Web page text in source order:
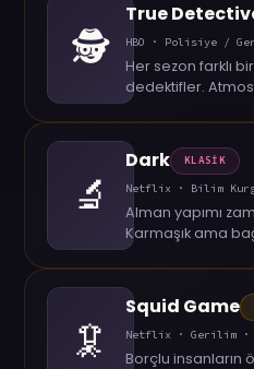
🕵️
True
HBO · Polisiye /
Her sezon farklı
dedektifler.
🔬
Dark KLASİK
Netflix · Bilim
Alman yapımı
Karmaşık ama
🦑
Squid Game
Netflix · Gerilim ·
Borçlu insanların